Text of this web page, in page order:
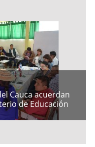
Cauca acuerdan
de Educación